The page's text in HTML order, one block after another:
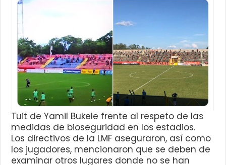
Tuit de Yamil Bukele frente al respeto de las
medidas de bioseguridad en los estadios.
Los directivos de la LMF aseguraron, así como
los jugadores, mencionaron que se deben de
examinar otros lugares donde no se han